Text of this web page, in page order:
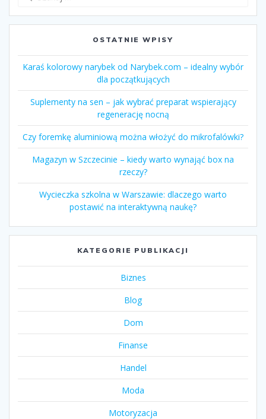
OSTATNIE WPISY
Karaś kolorowy narybek od Narybek.com – idealny wybór
dla początkujących
Suplementy na sen – jak wybrać preparat wspierający
regenerację nocną
Czy foremkę aluminiową można włożyć do mikrofalówki?
Magazyn w Szczecinie – kiedy warto wynająć box na
rzeczy?
Wycieczka szkolna w Warszawie: dlaczego warto
postawić na interaktywną naukę?
KATEGORIE PUBLIKACJI
Biznes
Blog
Dom
Finanse
Handel
Moda
Motoryzacja